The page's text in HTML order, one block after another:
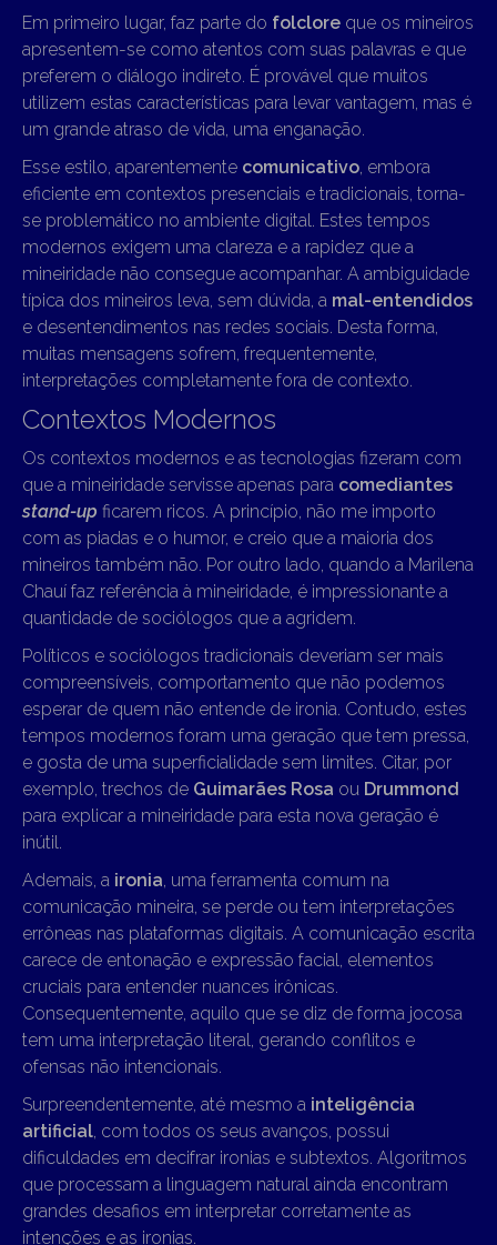
Em primeiro lugar, faz parte do folclore que os mineiros
apresentem-se como atentos com suas palavras e que
preferem o diálogo indireto. É provável que muitos
utilizem estas características para levar vantagem, mas é
um grande atraso de vida, uma enganação.
Esse estilo, aparentemente comunicativo, embora
eficiente em contextos presenciais e tradicionais, torna-
se problemático no ambiente digital. Estes tempos
modernos exigem uma clareza e a rapidez que a
mineiridade não consegue acompanhar. A ambiguidade
típica dos mineiros leva, sem dúvida, a mal-entendidos
e desentendimentos nas redes sociais. Desta forma,
muitas mensagens sofrem, frequentemente,
interpretações completamente fora de contexto.
Contextos Modernos
Os contextos modernos e as tecnologias fizeram com
que a mineiridade servisse apenas para comediantes
stand-up ficarem ricos. A princípio, não me importo
com as piadas e o humor, e creio que a maioria dos
mineiros também não. Por outro lado, quando a Marilena
Chauí faz referência à mineiridade, é impressionante a
quantidade de sociólogos que a agridem.
Políticos e sociólogos tradicionais deveriam ser mais
compreensíveis, comportamento que não podemos
esperar de quem não entende de ironia. Contudo, estes
tempos modernos foram uma geração que tem pressa,
e gosta de uma superficialidade sem limites. Citar, por
exemplo, trechos de Guimarães Rosa ou Drummond
para explicar a mineiridade para esta nova geração é
inútil.
Ademais, a ironia, uma ferramenta comum na
comunicação mineira, se perde ou tem interpretações
errôneas nas plataformas digitais. A comunicação escrita
carece de entonação e expressão facial, elementos
cruciais para entender nuances irônicas.
Consequentemente, aquilo que se diz de forma jocosa
tem uma interpretação literal, gerando conflitos e
ofensas não intencionais.
Surpreendentemente, até mesmo a inteligência
artificial, com todos os seus avanços, possui
dificuldades em decifrar ironias e subtextos. Algoritmos
que processam a linguagem natural ainda encontram
grandes desafios em interpretar corretamente as
intenções e as ironias.